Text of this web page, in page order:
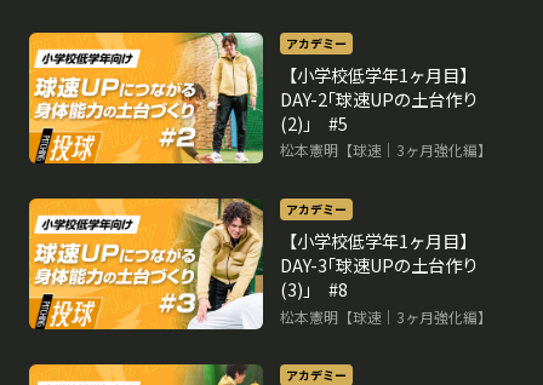
アカデミー
【小学校低学年1ヶ月目】
DAY-2｢球速UPの土台作り
(2)｣ #5
松本憲明【球速｜3ヶ月強化編】
アカデミー
【小学校低学年1ヶ月目】
DAY-3｢球速UPの土台作り
(3)｣ #8
松本憲明【球速｜3ヶ月強化編】
アカデミー